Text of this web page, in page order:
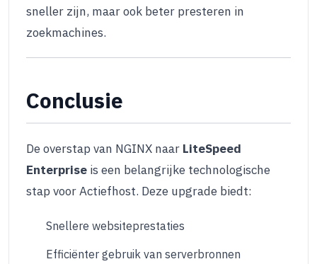
sneller zijn, maar ook beter presteren in
zoekmachines.
Conclusie
De overstap van NGINX naar LiteSpeed
Enterprise is een belangrijke technologische
stap voor Actiefhost. Deze upgrade biedt:
Snellere websiteprestaties
Efficiënter gebruik van serverbronnen